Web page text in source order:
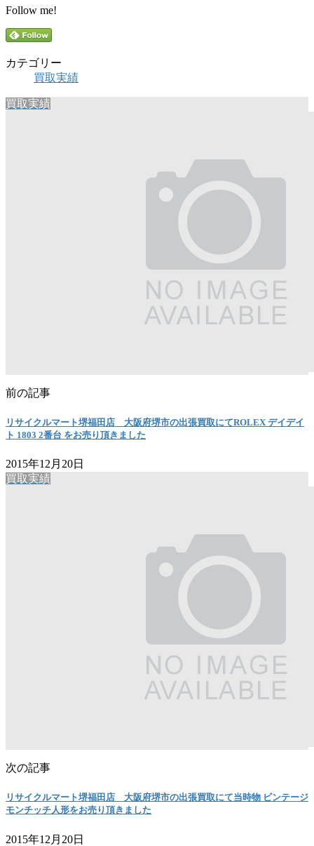
Follow me!
カテゴリー
買取実績
買取実績
前の記事
リサイクルマート堺福田店 大阪府堺市の出張買取にてROLEX デイデイ
ト 1803 2番台 をお売り頂きました
2015年12月20日
買取実績
次の記事
リサイクルマート堺福田店 大阪府堺市の出張買取にて当時物 ビンテージ
モンチッチ人形をお売り頂きました
2015年12月20日